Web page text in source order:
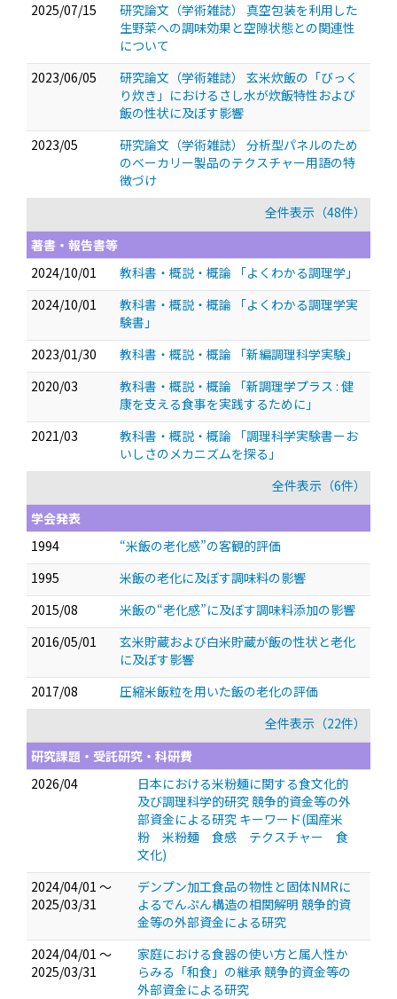
2025/07/15
研究論文（学術雑誌） 真空包装を利用した
生野菜への調味効果と空隙状態との関連性
について
2023/06/05
研究論文（学術雑誌） 玄米炊飯の「びっく
り炊き」におけるさし水が炊飯特性および
飯の性状に及ぼす影響
2023/05
研究論文（学術雑誌） 分析型パネルのため
のベーカリー製品のテクスチャー用語の特
徴づけ
全件表示（48件）
著書・報告書等
2024/10/01
教科書・概説・概論 「よくわかる調理学」
2024/10/01
教科書・概説・概論 「よくわかる調理学実
験書」
2023/01/30
教科書・概説・概論 「新編調理科学実験」
2020/03
教科書・概説・概論 「新調理学プラス : 健
康を支える食事を実践するために」
2021/03
教科書・概説・概論 「調理科学実験書ーお
いしさのメカニズムを探る」
全件表示（6件）
学会発表
1994
“米飯の老化感”の客観的評価
1995
米飯の老化に及ぼす調味料の影響
2015/08
米飯の“老化感”に及ぼす調味料添加の影響
2016/05/01
玄米貯蔵および白米貯蔵が飯の性状と老化
に及ぼす影響
2017/08
圧縮米飯粒を用いた飯の老化の評価
全件表示（22件）
研究課題・受託研究・科研費
2026/04
日本における米粉麺に関する食文化的
及び調理科学的研究 競争的資金等の外
部資金による研究 キーワード(国産米
粉 米粉麺 食感 テクスチャー 食
文化)
2024/04/01 ～
2025/03/31
デンプン加工食品の物性と固体NMRに
よるでんぷん構造の相関解明 競争的資
金等の外部資金による研究
2024/04/01 ～
2025/03/31
家庭における食器の使い方と属人性か
らみる「和食」の継承 競争的資金等の
外部資金による研究